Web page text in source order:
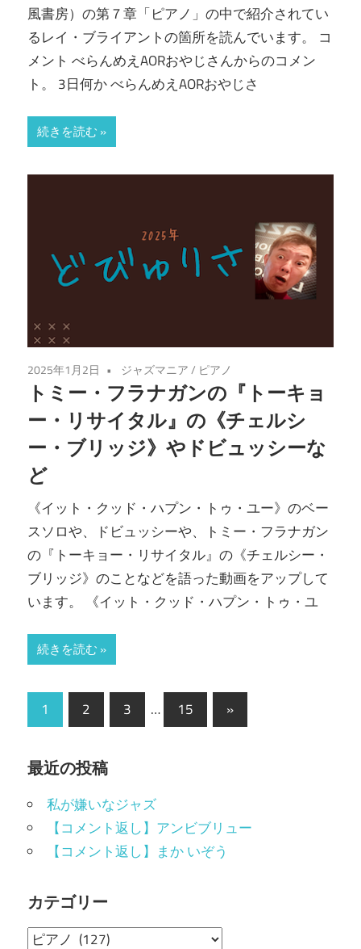
風書房）の第７章「ピアノ」の中で紹介されてい
るレイ・ブライアントの箇所を読んでいます。 コ
メント べらんめえAORおやじさんからのコメン
ト。 3日何か べらんめえAORおやじさ
続きを読む
2025年1月2日 ジャズマニア/ ピアノ
トミー・フラナガンの『トーキョ
ー・リサイタル』の《チェルシ
ー・ブリッジ》やドビュッシーな
ど
《イット・クッド・ハプン・トゥ・ユー》のベー
スソロや、ドビュッシーや、トミー・フラナガン
の『トーキョー・リサイタル』の《チェルシー・
ブリッジ》のことなどを語った動画をアップして
います。 《イット・クッド・ハプン・トゥ・ユ
続きを読む
投
稿
の
ペ
ー
ジ
送
り
1 2 3 … 15
次
の
»
最近の投稿
私が嫌いなジャズ
【コメント返し】アンビブリュー
【コメント返し】まか いぞう
カテゴリー
カ